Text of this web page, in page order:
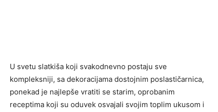
U svetu slatkiša koji svakodnevno postaju sve
kompleksniji, sa dekoracijama dostojnim poslastičarnica,
ponekad je najlepše vratiti se starim, oprobanim
receptima koji su oduvek osvajali svojim toplim ukusom i